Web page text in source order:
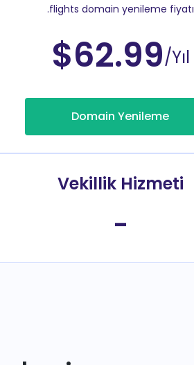
.flights domain yenileme fiyatı
$62.99/Yıl
Domain Yenileme
Vekillik Hizmeti
-